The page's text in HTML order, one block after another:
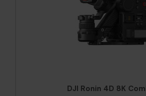
DJI Ronin 4D 8K